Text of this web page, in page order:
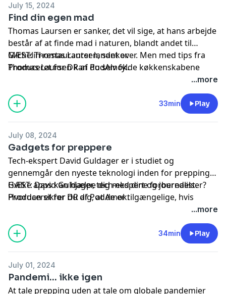
July 15, 2024
Find din egen mad
Thomas Laursen er sanker, det vil sige, at hans arbejde
består af at finde mad i naturen, blandt andet til
Michelin-restauranter landet over. Men med tips fra
Thomas Laursen kan du selv fylde køkkenskabene
med håndplukkede fødevarer fra de danske skove og
strande, og helt uden det koster en krone. Peter
Falktoft giver Thomas Laursen den ultimative
udfordring; Find mad i naturen midt i København.
GÆST: Thomas Laursen, sanker.
Produceret for DR af PodAmok.
...more
33min Play
July 08, 2024
Gadgets for preppere
Tech-ekspert David Guldager er i studiet og
gennemgår den nyeste teknologi inden for prepping.
Hvilke apps kan hjælpe dig med dine forberedelser?
Hvordan sikrer du dig, at de er tilgængelige, hvis
strømmen ryger? Og hvad er det for en ny opfindelse,
som Peter Falktoft allerede kastet penge efter, men
som formentligt aldrig i sin nuværende form finder vej
til Danmark.
GÆST: David Guldager, tech-ekspert og journalist.
Produceret for DR af PodAmok.
...more
34min Play
July 01, 2024
Pandemi... ikke igen
At tale prepping uden at tale om globale pandemier